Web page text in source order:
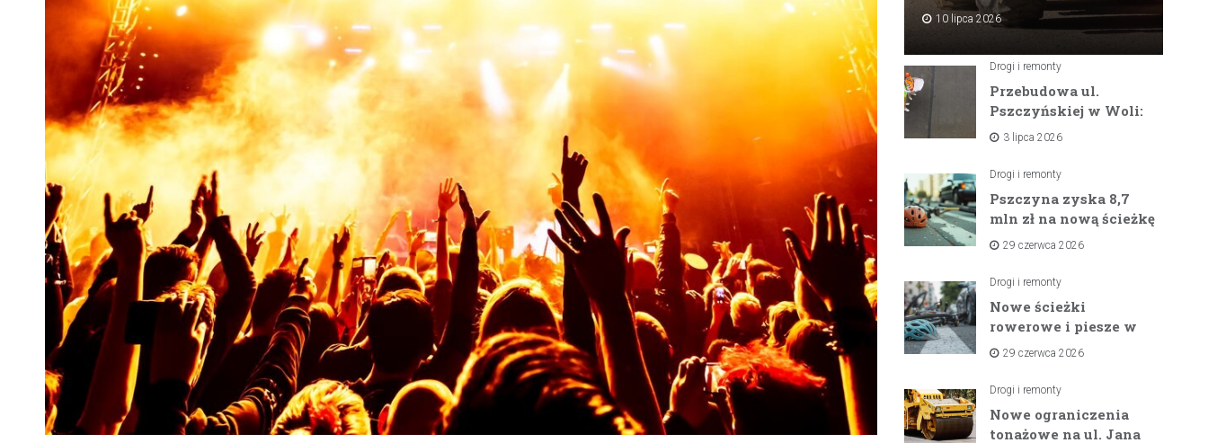
10 lipca 2026
Drogi i remonty
Przebudowa ul.
Pszczyńskiej w Woli:
Wielka inwestycja
horyzoncie
3 lipca 2026
Drogi i remonty
Pszczyna zyska 8,7
mln zł na nową ścieżkę
rowerową między
29 czerwca 2026
Drogi i remonty
Nowe ścieżki
rowerowe i piesze w
gminach Suszec i
unijnemu wsparciu
29 czerwca 2026
Drogi i remonty
Nowe ograniczenia
tonażowe na ul. Jana